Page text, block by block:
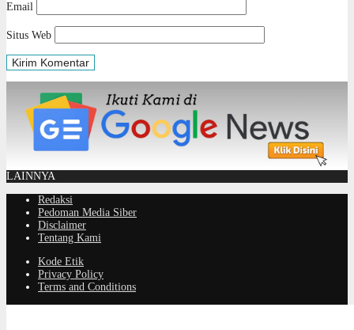
Email
Situs Web
LAINNYA
Redaksi
Pedoman Media Siber
Disclaimer
Tentang Kami
Kode Etik
Privacy Policy
Terms and Conditions